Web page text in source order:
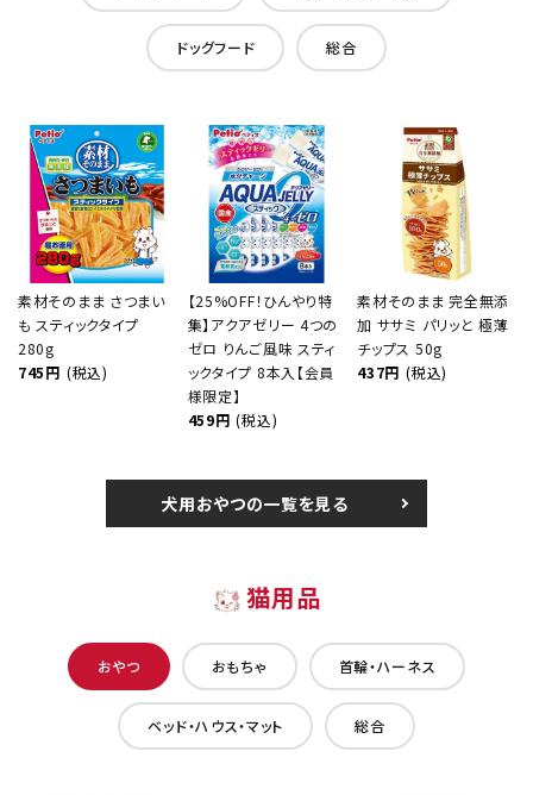
ドッグフード 総合
素材そのまま さつまい
も スティックタイプ
280g
745円 (税込)
【25%OFF！ひんやり特
集】アクアゼリー 4つの
ゼロ りんご風味 スティ
ックタイプ 8本入【会員
様限定】
459円 (税込)
素材そのまま 完全無添
加 ササミ パリッと 極薄
チップス 50g
437円 (税込)
犬用おやつの一覧を見る
猫用品
おやつ おもちゃ 首輪・ハーネス
ベッド・ハウス・マット 総合